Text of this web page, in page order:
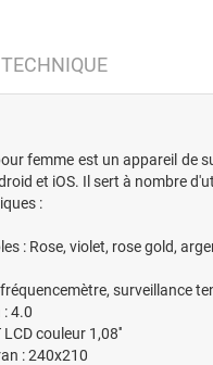
femme est un appareil de
et iOS. Il sert à nombre
:
: Rose, violet, rose gold,
surveillance
4.0
couleur 1,08''
: 240x210